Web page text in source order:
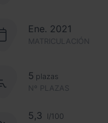
Ene. 2021
MATRICULACIÓN
Nº PLAZAS
5 plazas
5,3
l/100